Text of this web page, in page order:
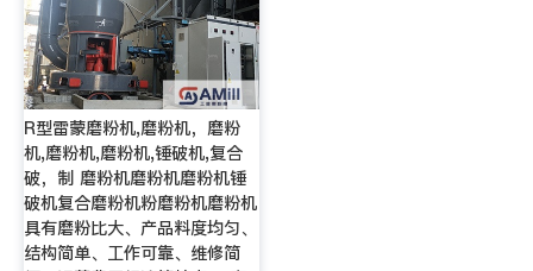
R型雷蒙磨粉机,磨粉机，磨粉
机,磨粉机,磨粉机,锤破机,复合
破，制 磨粉机磨粉机磨粉机锤
破机复合磨粉机粉磨粉机磨粉机
具有磨粉比大、产品料度均匀、
结构简单、工作可靠、维修简